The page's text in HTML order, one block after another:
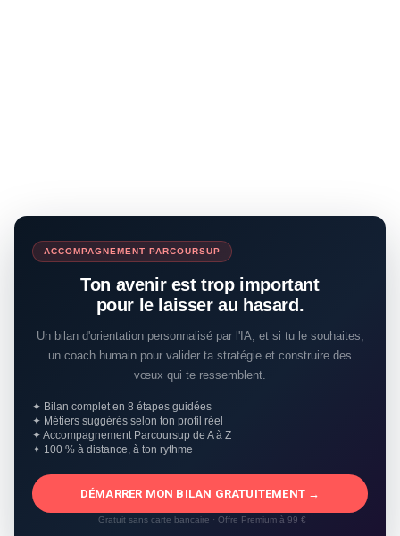
ACCOMPAGNEMENT PARCOURSUP
Ton avenir est trop important
pour le laisser au hasard.
Un bilan d'orientation personnalisé par l'IA, et si tu le souhaites,
un coach humain pour valider ta stratégie et construire des
vœux qui te ressemblent.
✦ Bilan complet en 8 étapes guidées
✦ Métiers suggérés selon ton profil réel
✦ Accompagnement Parcoursup de A à Z
✦ 100 % à distance, à ton rythme
DÉMARRER MON BILAN GRATUITEMENT →
Gratuit sans carte bancaire · Offre Premium à 99 €